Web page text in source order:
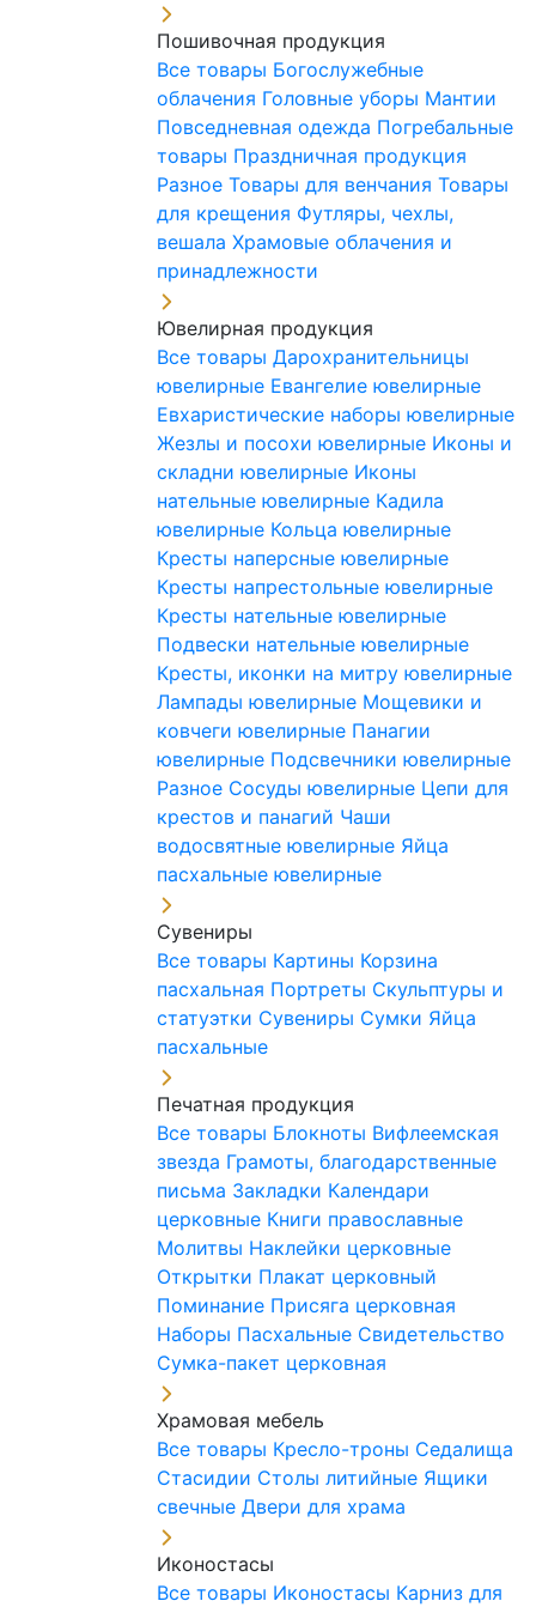
Пошивочная продукция
Все товары Богослужебные
облачения Головные уборы Мантии
Повседневная одежда Погребальные
товары Праздничная продукция
Разное Товары для венчания Товары
для крещения Футляры, чехлы,
вешала Храмовые облачения и
принадлежности
Ювелирная продукция
Все товары Дарохранительницы
ювелирные Евангелие ювелирные
Евхаристические наборы ювелирные
Жезлы и посохи ювелирные Иконы и
складни ювелирные Иконы
нательные ювелирные Кадила
ювелирные Кольца ювелирные
Кресты наперсные ювелирные
Кресты напрестольные ювелирные
Кресты нательные ювелирные
Подвески нательные ювелирные
Кресты, иконки на митру ювелирные
Лампады ювелирные Мощевики и
ковчеги ювелирные Панагии
ювелирные Подсвечники ювелирные
Разное Сосуды ювелирные Цепи для
крестов и панагий Чаши
водосвятные ювелирные Яйца
пасхальные ювелирные
Сувениры
Все товары Картины Корзина
пасхальная Портреты Скульптуры и
статуэтки Сувениры Сумки Яйца
пасхальные
Печатная продукция
Все товары Блокноты Вифлеемская
звезда Грамоты, благодарственные
письма Закладки Календари
церковные Книги православные
Молитвы Наклейки церковные
Открытки Плакат церковный
Поминание Присяга церковная
Наборы Пасхальные Свидетельство
Сумка-пакет церковная
Храмовая мебель
Все товары Кресло-троны Седалища
Стасидии Столы литийные Ящики
свечные Двери для храма
Иконостасы
Все товары Иконостасы Карниз для